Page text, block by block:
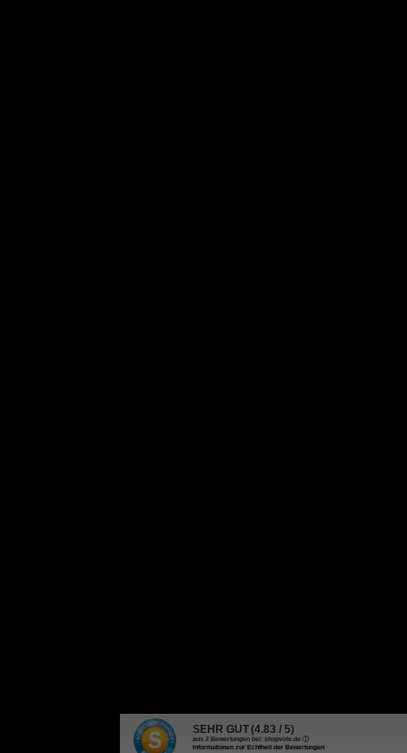
SEHR GUT(4.83 / 5)
aus 2Bewertungen bei: shopvote.de ⓘ
Informationen zur Echtheit der Bewertungen